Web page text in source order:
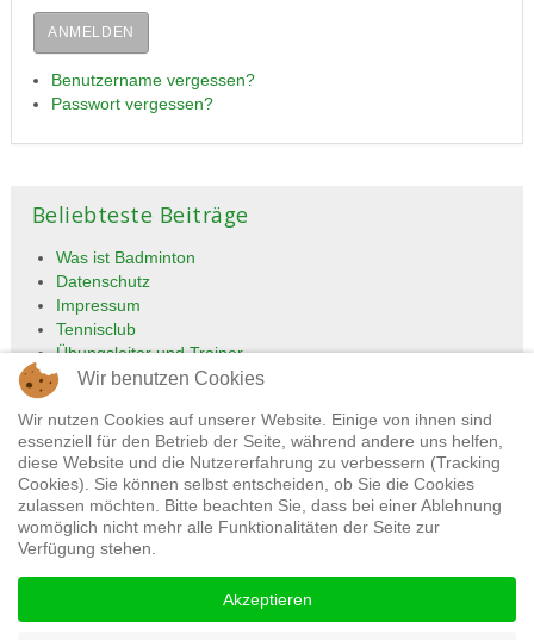
ANMELDEN
Benutzername vergessen?
Passwort vergessen?
Beliebteste Beiträge
Was ist Badminton
Datenschutz
Impressum
Tennisclub
Übungsleiter und Trainer
Wir benutzen Cookies
Wir nutzen Cookies auf unserer Website. Einige von ihnen sind
essenziell für den Betrieb der Seite, während andere uns helfen,
diese Website und die Nutzererfahrung zu verbessern (Tracking
Cookies). Sie können selbst entscheiden, ob Sie die Cookies
zulassen möchten. Bitte beachten Sie, dass bei einer Ablehnung
womöglich nicht mehr alle Funktionalitäten der Seite zur
Verfügung stehen.
Akzeptieren